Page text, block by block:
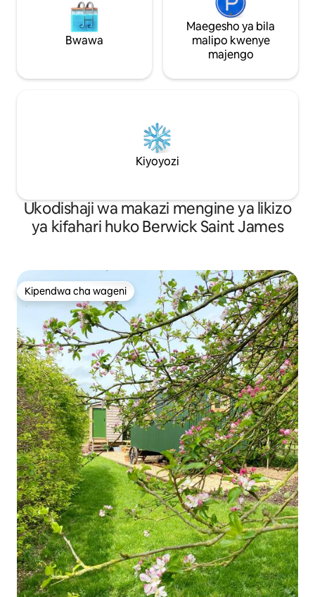
Bwawa
Maegesho ya bila
malipo kwenye
majengo
Kiyoyozi
Ukodishaji wa makazi mengine ya likizo
ya kifahari huko Berwick Saint James
Kipendwa cha wageni
Kipendwa cha wageni